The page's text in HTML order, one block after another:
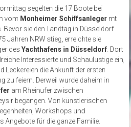
segelten die 17 Boote bei
vom Monheimer Schiffsanleger mt
Bevor sie den Landtag in Düsseldorf
Jahren NRW stieg, erreichte sie
des Yachthafens in Düsseldorf. Dort
Interessierte und Schaulustige ein,
Leckereien die Ankunft der ersten
zu feiern. Derweil wurde daheim in
am Rheinufer zwischen
begangen. Von künstlerischen
Workshops und
für die ganze Familie.